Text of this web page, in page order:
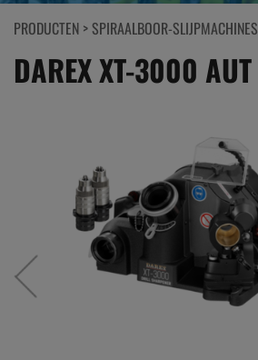
PRODUCTEN > SPIRAALBOOR-SLIJPMACHINES
DAREX XT-3000 AUT